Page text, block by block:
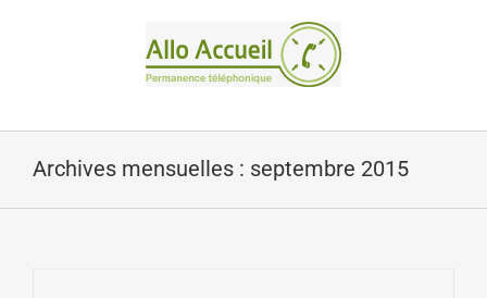
Archives mensuelles : septembre 2015